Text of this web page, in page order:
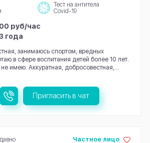
Тест на антитела
Covid-19
руб/час
года
занимаюсь спортом, вредных
в сфере воспитания детей более 10 лет.
имею. Аккуратная, добросовестная,...
Пригласить в чат
Частное лицо